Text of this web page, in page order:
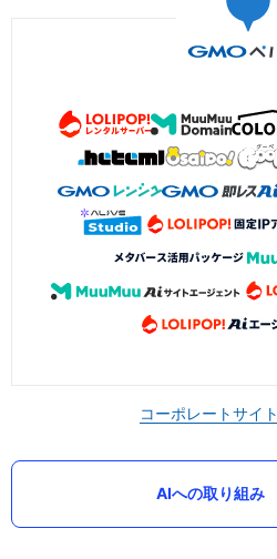
コーポレートサイト
AIへの取り組み